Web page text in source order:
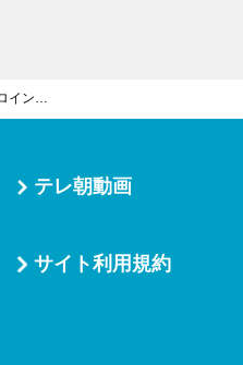
3時のヒロイン福田＆Aマッソ加納、あわや一触即発！ロケ中に大揉め「お前が外出ろ！」
テレ朝動画
サイト利用規約